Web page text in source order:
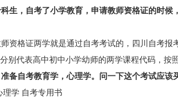
生，自考了小学教育，申请教师资格证的时候
资格证两学就是通过自考考试的，四川自考报
别代表高中初中小学幼师的两学课程代码，按
备自考教育学，心理学。问一下这个考试应该
学 自考专用书